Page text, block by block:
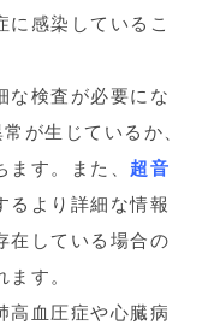
に感染しているこ
な検査が必要にな
が生じているか、
す。また、 超音
るより詳細な情報
在している場合の
す。
高血圧症や心臓病